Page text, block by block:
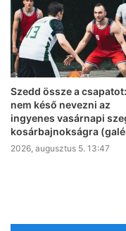
Szedd össze a
nem késő nevezni az
ingyenes vasárnapi
kosárbajnokságra
2026, augusztus 5. 13:47